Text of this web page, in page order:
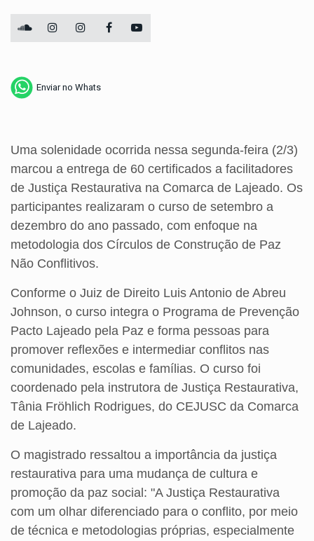
Enviar no Whats
Uma solenidade ocorrida nessa segunda-feira (2/3)
marcou a entrega de 60 certificados a facilitadores
de Justiça Restaurativa na Comarca de Lajeado. Os
participantes realizaram o curso de setembro a
dezembro do ano passado, com enfoque na
metodologia dos Círculos de Construção de Paz
Não Conflitivos.
Conforme o Juiz de Direito Luis Antonio de Abreu
Johnson, o curso integra o Programa de Prevenção
Pacto Lajeado pela Paz e forma pessoas para
promover reflexões e intermediar conflitos nas
comunidades, escolas e famílias. O curso foi
coordenado pela instrutora de Justiça Restaurativa,
Tânia Fröhlich Rodrigues, do CEJUSC da Comarca
de Lajeado.
O magistrado ressaltou a importância da justiça
restaurativa para uma mudança de cultura e
promoção da paz social: "A Justiça Restaurativa
com um olhar diferenciado para o conflito, por meio
de técnica e metodologias próprias, especialmente